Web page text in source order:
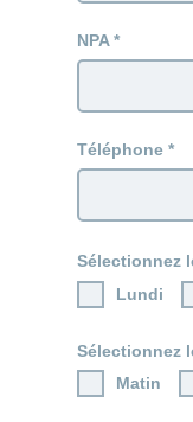
NPA
Téléphone
Sélectionnez
Lundi
Sélectionnez
Matin